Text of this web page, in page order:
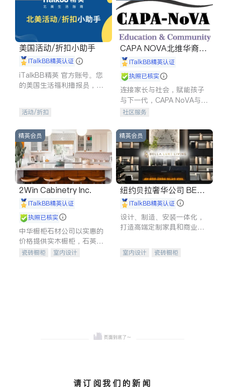
索赔
律师-其它 保释
美国活动/折扣小助手
iTalkBB精英认证
iTalkBB精英 官方账号。您
的美国生活福利播报员，精
专属福利。
活动/折扣
CAPA NOVA北维华裔家
长会iTalkBB精英认证
执照已核实
连接家长与社会，赋能孩子
与下一代，CAPA NoVA与您
携手建设包容、公平、充满
社区服务
精英会员
2Win Cabinetry Inc.
iTalkBB精英认证
执照已核实
中华橱柜石材公司以实惠的
价格提供实木橱柜，石英石
台面，多种优质不锈钢水
瓷砖橱柜
室内设计
精英会员
纽约贝拉奢华公司 BELL
A LUXE
iTalkBB精英认证
设计、制造、安装一体化，
打造高端定制家具和商业空
室内设计
瓷砖橱柜
请订阅我们的新闻